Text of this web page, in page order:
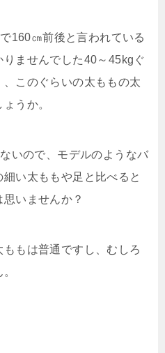
160㎝前後と言われている
ませんでした40～45kgぐ
このぐらいの太ももの太
うか。
いので、モデルのようなバ
い太ももや足と比べると
いませんか？
もは普通ですし、むしろ